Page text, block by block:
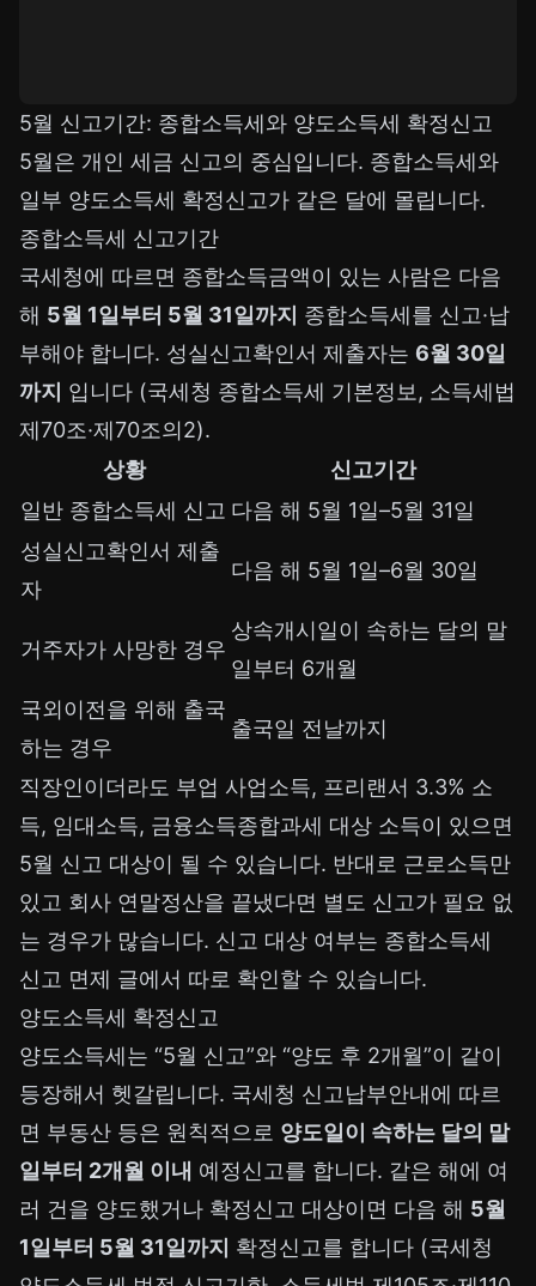
5월 신고기간: 종합소득세와 양도소득세 확정신고
5월은 개인 세금 신고의 중심입니다. 종합소득세와
일부 양도소득세 확정신고가 같은 달에 몰립니다.
종합소득세 신고기간
국세청에 따르면 종합소득금액이 있는 사람은 다음
해 5월 1일부터 5월 31일까지 종합소득세를 신고·납
부해야 합니다. 성실신고확인서 제출자는 6월 30일
까지 입니다 (국세청 종합소득세 기본정보, 소득세법
제70조·제70조의2).
상황
신고기간
일반 종합소득세 신고 다음 해 5월 1일–5월 31일
성실신고확인서 제출
자
다음 해 5월 1일–6월 30일
거주자가 사망한 경우
상속개시일이 속하는 달의 말
일부터 6개월
국외이전을 위해 출국
하는 경우
출국일 전날까지
직장인이더라도 부업 사업소득, 프리랜서 3.3% 소
득, 임대소득, 금융소득종합과세 대상 소득이 있으면
5월 신고 대상이 될 수 있습니다. 반대로 근로소득만
있고 회사 연말정산을 끝냈다면 별도 신고가 필요 없
는 경우가 많습니다. 신고 대상 여부는 종합소득세
신고 면제 글에서 따로 확인할 수 있습니다.
양도소득세 확정신고
양도소득세는 “5월 신고”와 “양도 후 2개월”이 같이
등장해서 헷갈립니다. 국세청 신고납부안내에 따르
면 부동산 등은 원칙적으로 양도일이 속하는 달의 말
일부터 2개월 이내 예정신고를 합니다. 같은 해에 여
러 건을 양도했거나 확정신고 대상이면 다음 해 5월
1일부터 5월 31일까지 확정신고를 합니다 (국세청